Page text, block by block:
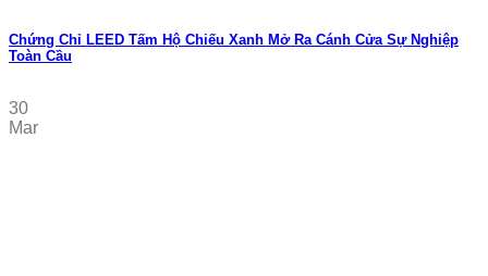
Chứng Chỉ LEED Tấm Hộ Chiếu Xanh Mở Ra Cánh Cửa Sự Nghiệp
Toàn Cầu
30
Mar